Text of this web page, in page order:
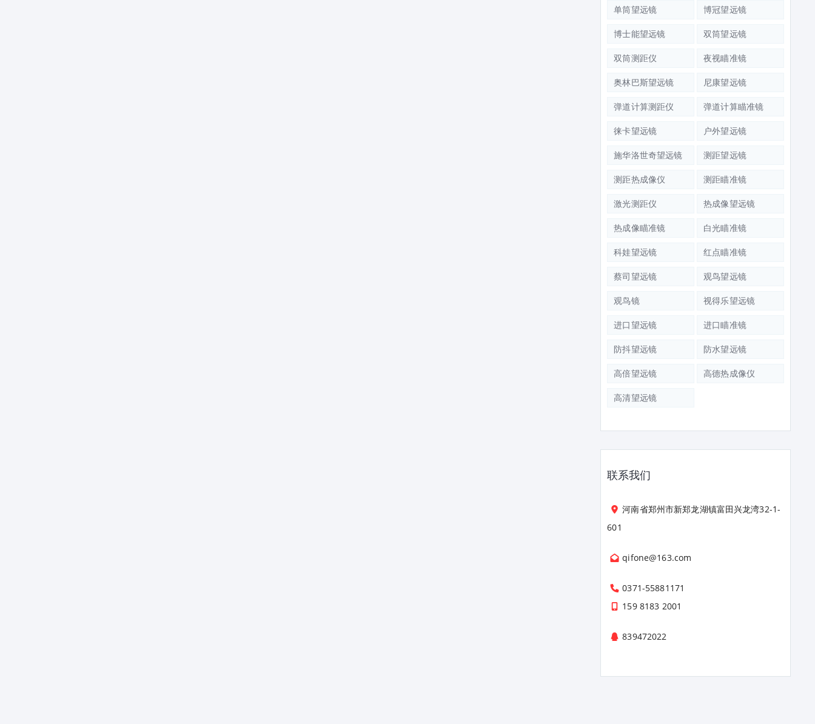
单筒望远镜 博冠望远镜
博士能望远镜 双筒望远镜
双筒测距仪 夜视瞄准镜
奥林巴斯望远镜 尼康望远镜
弹道计算测距仪 弹道计算瞄准镜
徕卡望远镜 户外望远镜
施华洛世奇望远镜 测距望远镜
测距热成像仪 测距瞄准镜
激光测距仪 热成像望远镜
热成像瞄准镜 白光瞄准镜
科娃望远镜 红点瞄准镜
蔡司望远镜 观鸟望远镜
观鸟镜 视得乐望远镜
进口望远镜 进口瞄准镜
防抖望远镜 防水望远镜
高倍望远镜 高德热成像仪
高清望远镜
联系我们
河南省郑州市新郑龙湖镇富田兴龙湾32-1-
601
qifone@163.com
0371-55881171
159 8183 2001
839472022